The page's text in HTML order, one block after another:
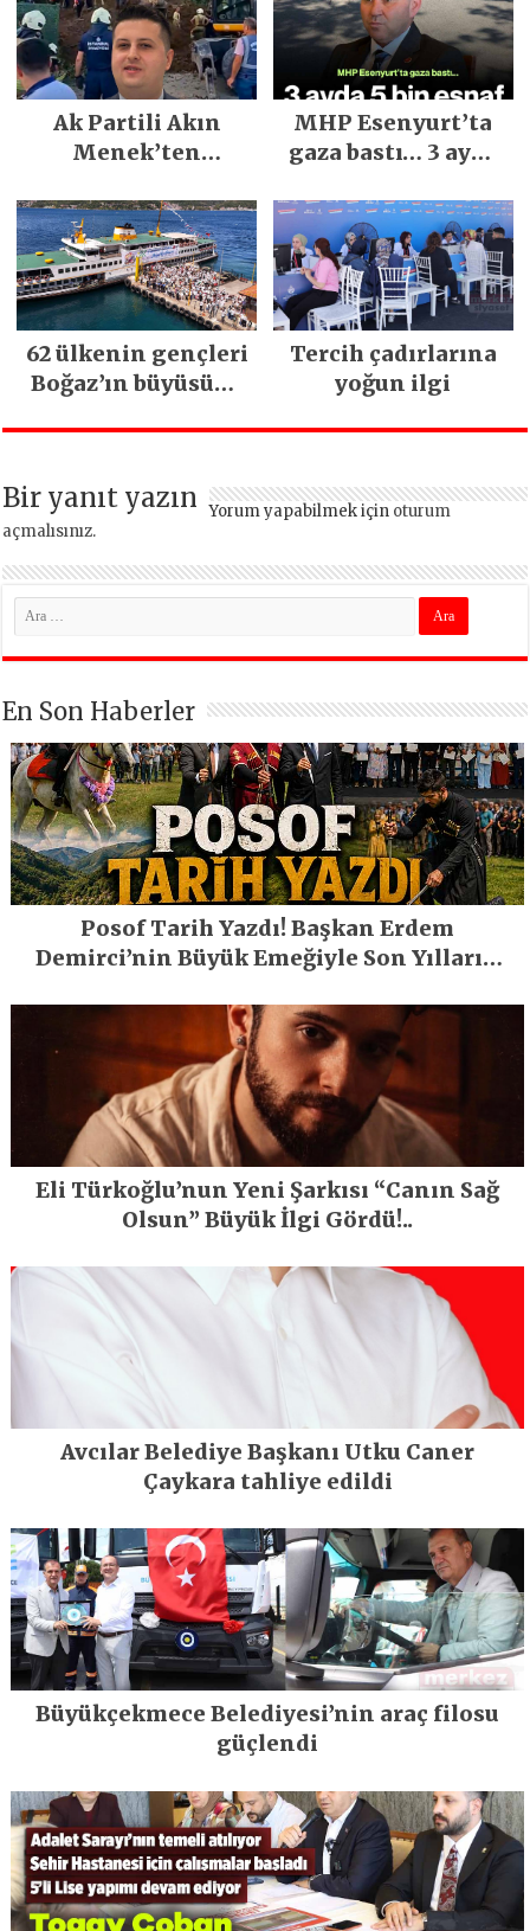
Yılların En Büyük
Festivali
Gerçekleşti
Ak Partili Akın
Menek’ten
heyelan sonrası
kritik uyarı
MHP Esenyurt’ta
gaza bastı… 3 ayda
edildi
62 ülkenin gençleri
Boğaz’ın büyüsüne
Tercih çadırlarına
yoğun ilgi
Bir yanıt yazın Yorum yapabilmek için oturum
açmalısınız.
En Son Haberler
Posof Tarih Yazdı! Başkan Erdem
Demirci’nin Büyük Emeğiyle Son Yılların
Eli Türkoğlu’nun Yeni Şarkısı “Canın Sağ
Olsun” Büyük İlgi Gördü!..
Avcılar Belediye Başkanı Utku Caner
Çaykara tahliye edildi
Büyükçekmece Belediyesi’nin araç filosu
güçlendi